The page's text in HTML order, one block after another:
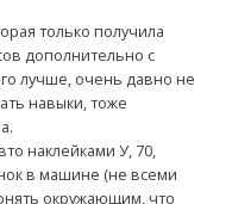
только получила
дополнительно с
лучше, очень давно не
навыки, тоже
наклейками У, 70,
в машине (не всеми
окружающим, что